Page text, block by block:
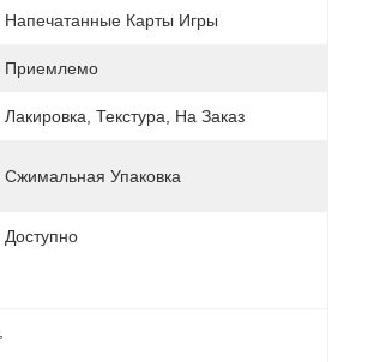
Напечатанные Карты Игры
Приемлемо
Лакировка, Текстура, На Заказ
Сжимальная Упаковка
Доступно